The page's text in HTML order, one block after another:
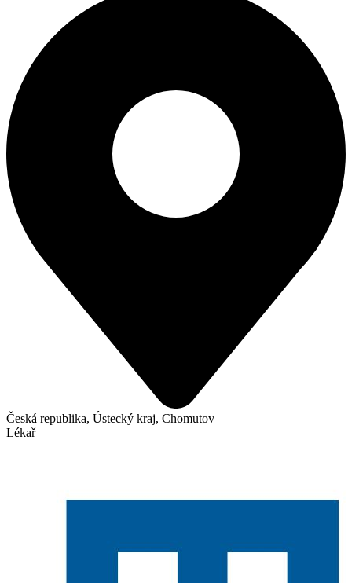
Česká republika, Ústecký kraj, Chomutov
Lékař